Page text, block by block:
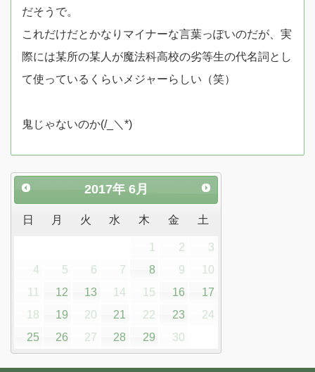
だそうで。
これだけだとかなりマイナーな言葉っぽいのだが、実
際には某所の某人が魔法科高校の劣等生の代名詞とし
て使っているくらいメジャーらしい（笑）
鬼じゃないのか(/_＼*)
2017年 6月
日 月 火 水 木 金 土
1 2
3
4
5 6 7 8 9
10
11
12 13 14 15 16
17
18
19 20 21 22 23
24
25
26 27 28 29 30